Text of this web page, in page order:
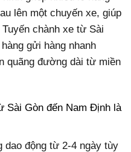
lên một chuyến xe, giúp
chành xe từ Sài
gửi hàng nhanh
quãng đường dài từ miền
Sài Gòn đến Nam Định là
dao động từ 2-4 ngày tùy